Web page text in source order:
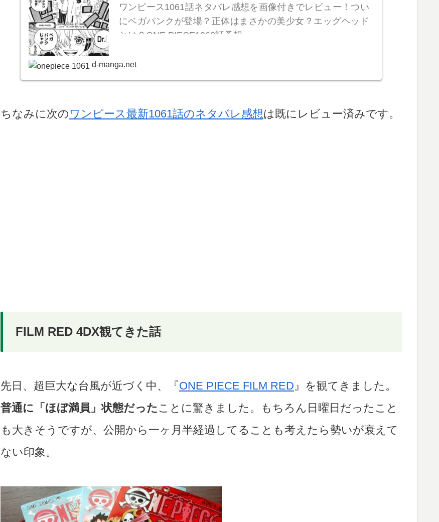
ワンピース1061話ネタバレ感想を画像付きでレビュー！つい
にベガパンクが登場？正体はまさかの美少女？エッグヘッド
とは？ONE PIECE1062話予想
d-manga.net
ちなみに次の ワンピース最新1061話のネタバレ感想は既にレビュー済みです。
FILM RED 4DX観てきた話
先日、超巨大な台風が近づく中、『ONE PIECE FILM RED 』を観てきました。
普通に「ほぼ満員」状態だった ことに驚きました。もちろん日曜日だったこと
も大きそうですが、公開から一ヶ月半経過してることも考えたら勢いが衰えて
ない印象。